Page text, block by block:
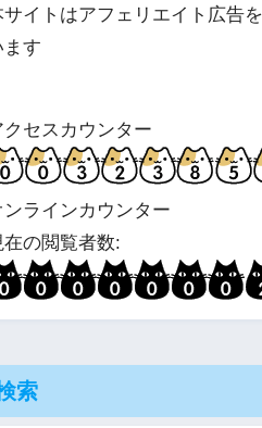
サイトはアフェリエイト広告
ます
クセスカウンター
ンラインカウンター
在の閲覧者数:
索